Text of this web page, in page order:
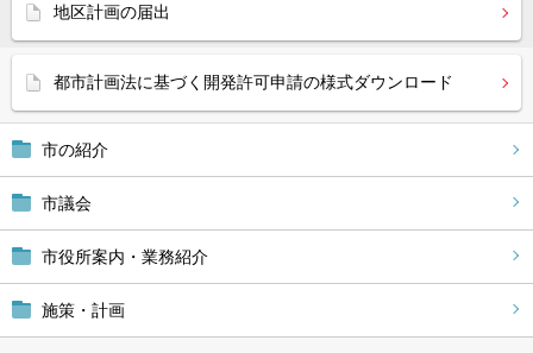
市の紹介
市議会
市役所案内・業務紹介
施策・計画
地区計画の届出
都市計画法に基づく開発許可申請の様式ダウンロード